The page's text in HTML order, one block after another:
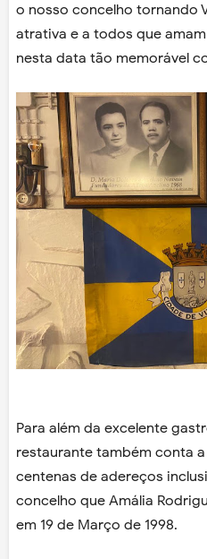
o nosso concelho tornando
atrativa e a todos que
nesta data tão memorável
Para além da excelente
restaurante também conta
centenas de adereços
concelho que Amália
em 19 de Março de 1998.